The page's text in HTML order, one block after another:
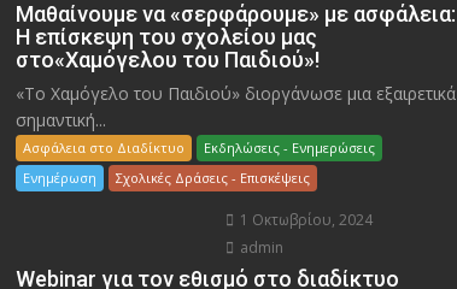
Μαθαίνουμε να «σερφάρουμε» με ασφάλεια:
Η επίσκεψη του σχολείου μας
στο«Χαμόγελου του Παιδιού»!
«Το Χαμόγελο του Παιδιού» διοργάνωσε μια εξαιρετικά
σημαντική...
Ασφάλεια στο Διαδίκτυο
Εκδηλώσεις - Ενημερώσεις
Ενημέρωση
Σχολικές Δράσεις - Επισκέψεις
1 Οκτωβρίου, 2024
admin
Webinar για τον εθισμό στο διαδίκτυο